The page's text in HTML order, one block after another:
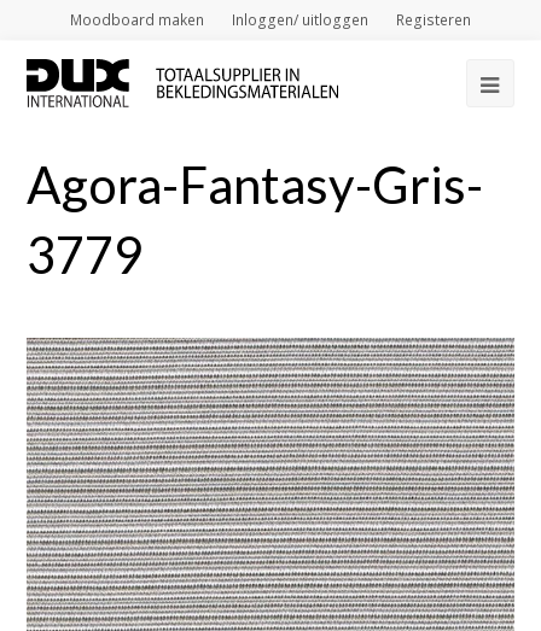
Moodboard maken Inloggen/ uitloggen Registeren
Agora-Fantasy-Gris-
3779